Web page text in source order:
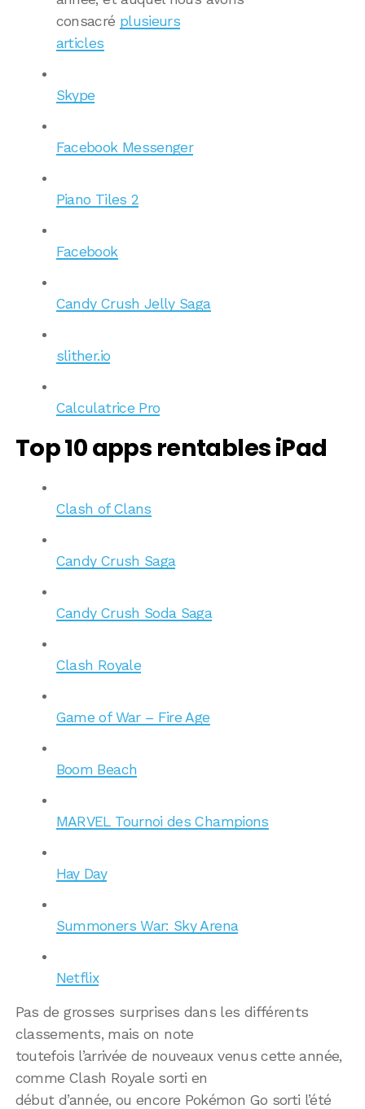
consacré plusieurs
articles
Skype
Facebook Messenger
Piano Tiles 2
Facebook
Candy Crush Jelly Saga
slither.io
Calculatrice Pro
Top 10 apps rentables iPad
Clash of Clans
Candy Crush Saga
Candy Crush Soda Saga
Clash Royale
Game of War – Fire Age
Boom Beach
MARVEL Tournoi des Champions
Hay Day
Summoners War: Sky Arena
Netflix
Pas de grosses surprises dans les différents
classements, mais on note
toutefois l’arrivée de nouveaux venus cette année,
comme Clash Royale sorti en
début d’année, ou encore Pokémon Go sorti l’été